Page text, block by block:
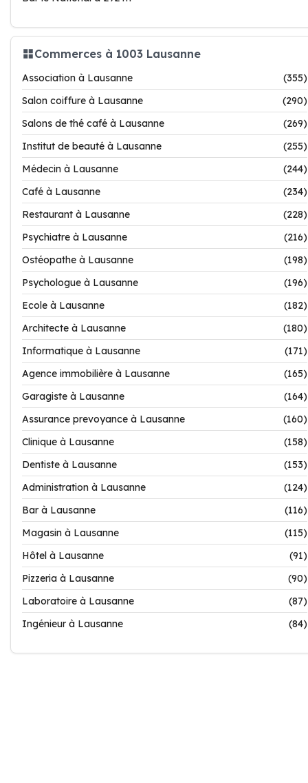
Commerces à 1003 Lausanne
Association à Lausanne
(355)
Salon coiffure à Lausanne
(290)
Salons de thé café à Lausanne
(269)
Institut de beauté à Lausanne
(255)
Médecin à Lausanne
(244)
Café à Lausanne
(234)
Restaurant à Lausanne
(228)
Psychiatre à Lausanne
(216)
Ostéopathe à Lausanne
(198)
Psychologue à Lausanne
(196)
Ecole à Lausanne
(182)
Architecte à Lausanne
(180)
Informatique à Lausanne
(171)
Agence immobilière à Lausanne
(165)
Garagiste à Lausanne
(164)
Assurance prevoyance à Lausanne
(160)
Clinique à Lausanne
(158)
Dentiste à Lausanne
(153)
Administration à Lausanne
(124)
Bar à Lausanne
(116)
Magasin à Lausanne
(115)
Hôtel à Lausanne
(91)
Pizzeria à Lausanne
(90)
Laboratoire à Lausanne
(87)
Ingénieur à Lausanne
(84)